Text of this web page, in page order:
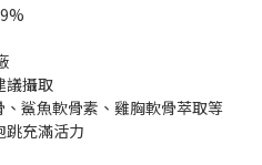
議攝取
、鯊魚軟骨素、雞胸軟骨萃取等
跳充滿活力